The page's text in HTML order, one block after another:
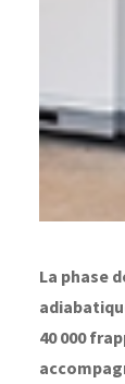
La phase
40 000